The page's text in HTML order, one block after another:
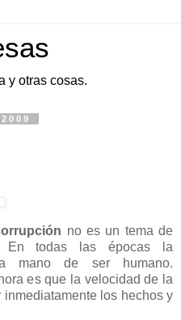
y otras cosas.
no es un tema de
En todas las épocas la
de ser humano.
es que la velocidad de la
los hechos y